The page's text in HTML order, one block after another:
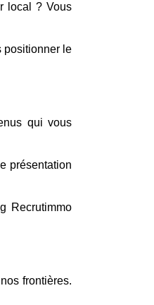
local ? Vous
positionner le
qui vous
présentation
Recrutimmo
frontières.